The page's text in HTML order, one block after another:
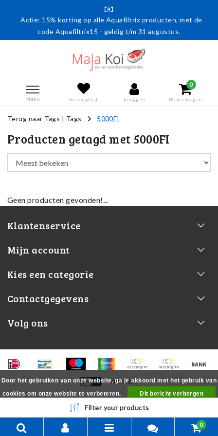
Actie: 15% korting op alle Aquafiltrix producten, met de
code Aquafiltrix15 - geldig t/m 31 augustus.
Menu Verlanglijst Inloggen
0
Winkelwagen
Terug naar Tags | Tags 5000FI
Producten getagd met 5000FI
Geen producten gevonden!...
Klantenservice
Mijn account
Kies een categorie
Contactgegevens
Volg ons
Filter your products
0
Door het gebruiken van onze website, ga je akkoord met het gebruik van
cookies om onze website te verbeteren.
Dit bericht verbergen
Meer over cookies »